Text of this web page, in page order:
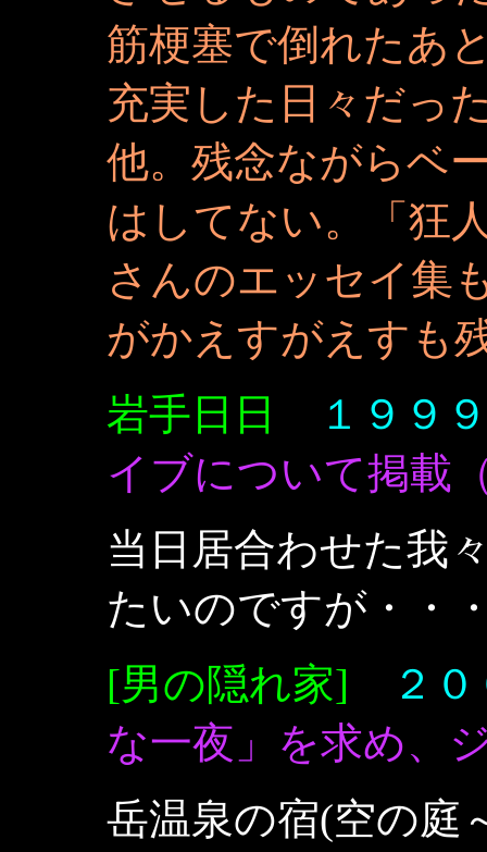
筋梗塞で倒れたあ
充実した日々だっ
他。残念ながらベ
はしてない。「狂
さんのエッセイ集
がかえすがえすも
岩手日日
１９
イブについて掲
当日居合わせた我
たいのですが・・
[男の隠れ家]
２
な一夜」を求め、
岳温泉の宿(空の庭